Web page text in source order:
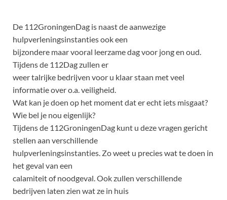
De 112GroningenDag is naast de aanwezige
hulpverleningsinstanties ook een
bijzondere maar vooral leerzame dag voor jong en oud.
Tijdens de 112Dag zullen er
weer talrijke bedrijven voor u klaar staan met veel
informatie over o.a. veiligheid.
Wat kan je doen op het moment dat er echt iets misgaat?
Wie bel je nou eigenlijk?
Tijdens de 112GroningenDag kunt u deze vragen gericht
stellen aan verschillende
hulpverleningsinstanties. Zo weet u precies wat te doen in
het geval van een
calamiteit of noodgeval. Ook zullen verschillende
bedrijven laten zien wat ze in huis